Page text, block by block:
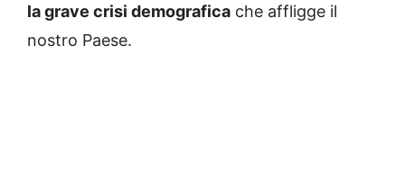
la grave crisi demografica che affligge il
nostro Paese.